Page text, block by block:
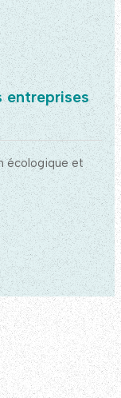
entreprises
écologique et